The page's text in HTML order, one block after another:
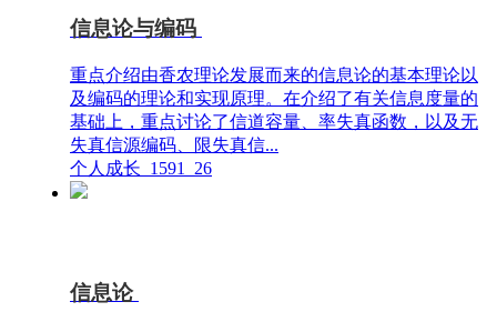
信息论与编码
重点介绍由香农理论发展而来的信息论的基本理论以
及编码的理论和实现原理。在介绍了有关信息度量的
基础上，重点讨论了信道容量、率失真函数，以及无
失真信源编码、限失真信...
个人成长 1591 26
信息论